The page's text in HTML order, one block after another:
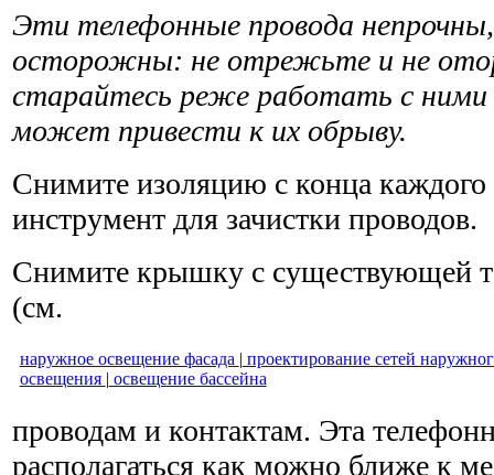
Эти телефонные провода
осторожны: не отрежьте и не
старайтесь реже рабо­тать с
может привести к их обрыву.
Снимите изоляцию с конца каждого
инструмент для зачистки проводов.
Снимите крышку с существующей
(см.
наружное освещение фасада | проектирование сетей
освещения | освещение бассейна
проводам и контактам. Эта
распо­лагаться как можно ближе к